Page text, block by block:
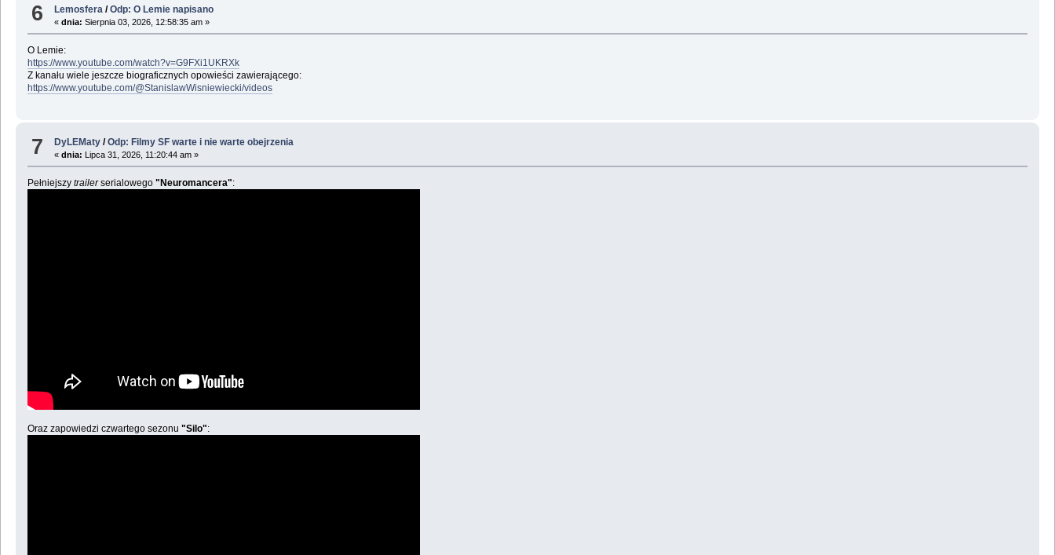
6 Lemosfera /Odp: O Lemie napisano
«dnia: Sierpnia 03, 2026, 12:58:35 am »
O Lemie:
https://www.youtube.com/watch?v=G9FXi1UKRXk
Z kanału wiele jeszcze biograficznych opowieści zawierającego:
https://www.youtube.com/@StanislawWisniewiecki/videos
7 DyLEMaty /Odp: Filmy SF warte i nie warte obejrzenia
«dnia: Lipca 31, 2026, 11:20:44 am »
Pełniejszy trailerserialowego "Neuromancera":
Oraz zapowiedzi czwartego sezonu "Silo":